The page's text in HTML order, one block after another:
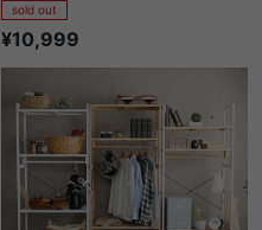
sold out
¥10,999